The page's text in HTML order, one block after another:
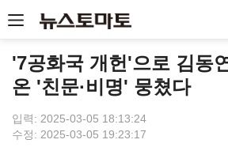
'7공화국 개헌'으로 김동
온 '친문·비명' 뭉쳤다
입력: 2025-03-05 18:13:24
수정: 2025-03-05 19:23:17